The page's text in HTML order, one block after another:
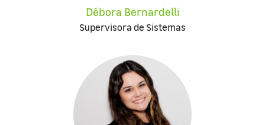
Débora Bernardelli
Supervisora de Sistemas